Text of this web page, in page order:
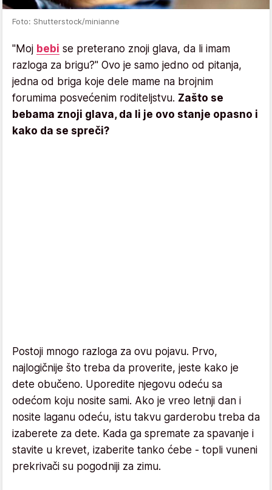
Foto: Shutterstock/minianne
"Moj bebi se preterano znoji glava, da li imam
razloga za brigu?" Ovo je samo jedno od pitanja,
jedna od briga koje dele mame na brojnim
forumima posvećenim roditeljstvu. Zašto se
bebama znoji glava, da li je ovo stanje opasno i
kako da se spreči?
Postoji mnogo razloga za ovu pojavu. Prvo,
najlogičnije što treba da proverite, jeste kako je
dete obučeno. Uporedite njegovu odeću sa
odećom koju nosite sami. Ako je vreo letnji dan i
nosite laganu odeću, istu takvu garderobu treba da
izaberete za dete. Kada ga spremate za spavanje i
stavite u krevet, izaberite tanko ćebe - topli vuneni
prekrivači su pogodniji za zimu.